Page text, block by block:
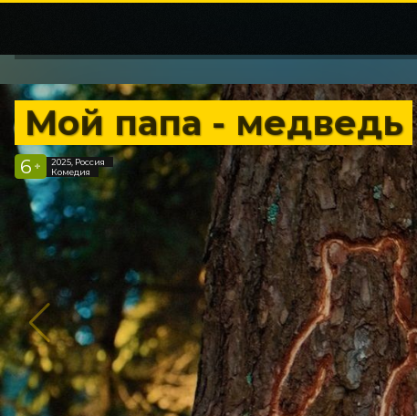
Мой папа - медведь
6 +
2025, Россия
Комедия